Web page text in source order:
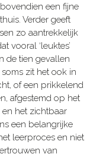
een fijne
Verder geeft
zo aantrekkelijk
vooral ‘leuktes’
de tien gevallen
zit het ook in
of een prikkelend
afgestemd op het
het zichtbaar
een belangrijke
leerproces en niet
van